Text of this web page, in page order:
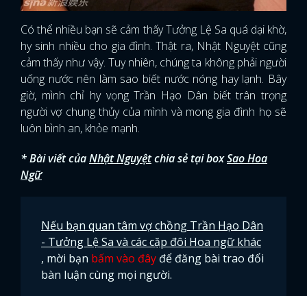
Có thể nhiều bạn sẽ cảm thấy Tưởng Lệ Sa quá dại khờ,
hy sinh nhiều cho gia đình. Thật ra, Nhật Nguyệt cũng
cảm thấy như vậy. Tuy nhiên, chúng ta không phải người
uống nước nên làm sao biết nước nóng hay lạnh. Bây
giờ, mình chỉ hy vọng Trần Hạo Dân biết trân trọng
người vợ chung thủy của mình và mong gia đình họ sẽ
luôn bình an, khỏe mạnh.
* Bài viết củaNhật Nguyệtchia sẻ tại boxSao Hoa
Ngữ
Nếu bạn quan tâm vợ chồng Trần Hạo Dân
- Tưởng Lệ Sa và các cặp đôi Hoa ngữ khác
, mời bạn bấm vào đây để đăng bài trao đổi
bàn luận cùng mọi người.